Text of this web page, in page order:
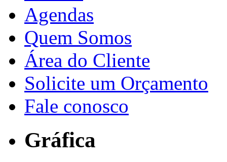
Agendas
Quem Somos
Área do Cliente
Solicite um Orçamento
Fale conosco
Gráfica